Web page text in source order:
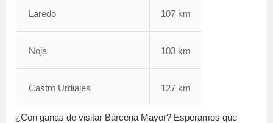
Laredo 107 km
Noja 103 km
Castro Urdiales 127 km
¿Con ganas de visitar Bárcena Mayor? Esperamos que